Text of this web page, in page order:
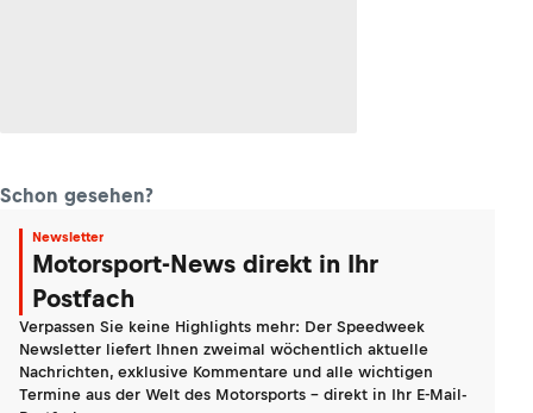
Schon gesehen?
Newsletter
Motorsport-News direkt in Ihr
Postfach
Verpassen Sie keine Highlights mehr: Der Speedweek
Newsletter liefert Ihnen zweimal wöchentlich aktuelle
Nachrichten, exklusive Kommentare und alle wichtigen
Termine aus der Welt des Motorsports - direkt in Ihr E-Mail-